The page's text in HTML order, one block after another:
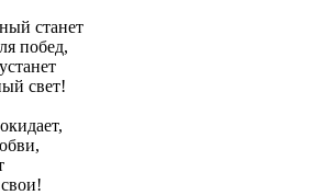
станет
побед,
свет!